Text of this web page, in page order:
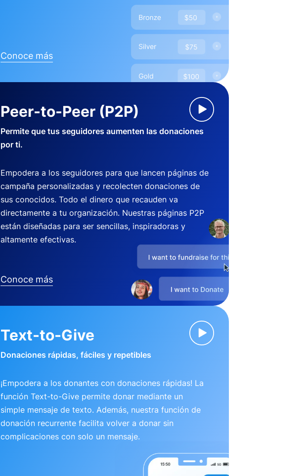
Conoce más
Peer-to-Peer (P2P)
Permite que tus seguidores aumenten las donaciones
por ti.
Empodera a los seguidores para que lancen páginas de
campaña personalizadas y recolecten donaciones de
sus conocidos. Todo el dinero que recauden va
directamente a tu organización. Nuestras páginas P2P
están diseñadas para ser sencillas, inspiradoras y
altamente efectivas.
Conoce más
Text-to-Give
Donaciones rápidas, fáciles y repetibles
¡Empodera a los donantes con donaciones rápidas! La
función Text-to-Give permite donar mediante un
simple mensaje de texto. Además, nuestra función de
donación recurrente facilita volver a donar sin
complicaciones con solo un mensaje.